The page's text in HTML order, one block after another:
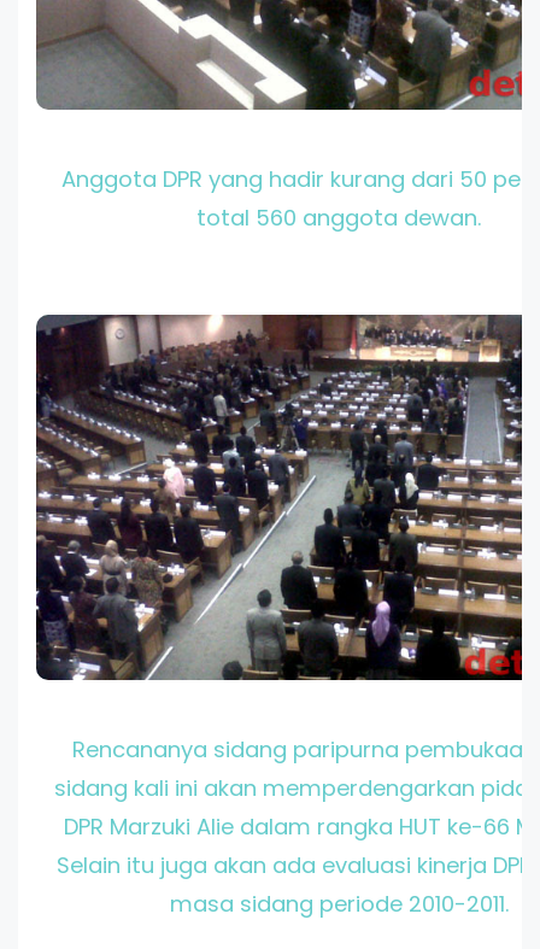
Anggota DPR yang hadir kurang dari 50
total 560 anggota dewan.
Rencananya sidang paripurna
sidang kali ini akan memperdengarkan
DPR Marzuki Alie dalam rangka HUT ke-66
Selain itu juga akan ada evaluasi kinerja
masa sidang periode 2010-2011.